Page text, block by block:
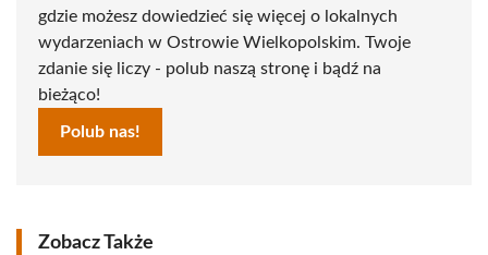
gdzie możesz dowiedzieć się więcej o lokalnych
wydarzeniach w Ostrowie Wielkopolskim. Twoje
zdanie się liczy - polub naszą stronę i bądź na
bieżąco!
Polub nas!
Zobacz Także